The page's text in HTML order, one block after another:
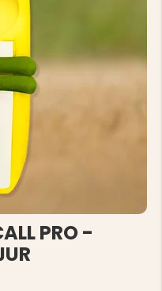
PRO -